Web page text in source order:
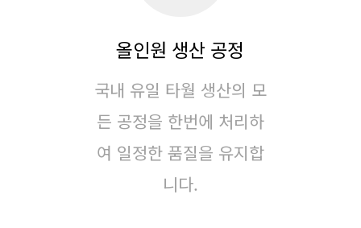
올인원 생산 공정
국내 유일 타월 생산의 모
든 공정을 한번에 처리하
여 일정한 품질을 유지합
니다.